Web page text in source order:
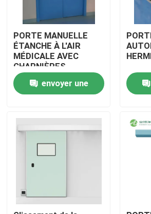
Maison
Produits
Visite d'usine
Contactez-nous
PORTE MANUELLE
ÉTANCHE À L'AIR
MÉDICALE AVEC
CHARNIÈRES
envoyer une